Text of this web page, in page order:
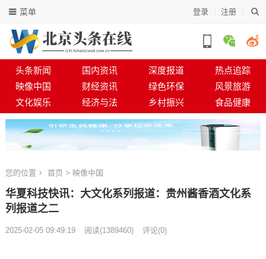
登录 注册
菜单
头条新闻 国内资讯 深度报道
热点追踪
映像中国
财经资讯 绿色环保
风景旅游
文化娱乐
经济与法 乡村振兴 食品健康
您的位置 首页 > 映像中国
华夏科技快讯：大文化系列报道：贵州酱香酒文化系
列报道之二
2025-02-05 09:49:19 阅读(1389460) 评论(0)